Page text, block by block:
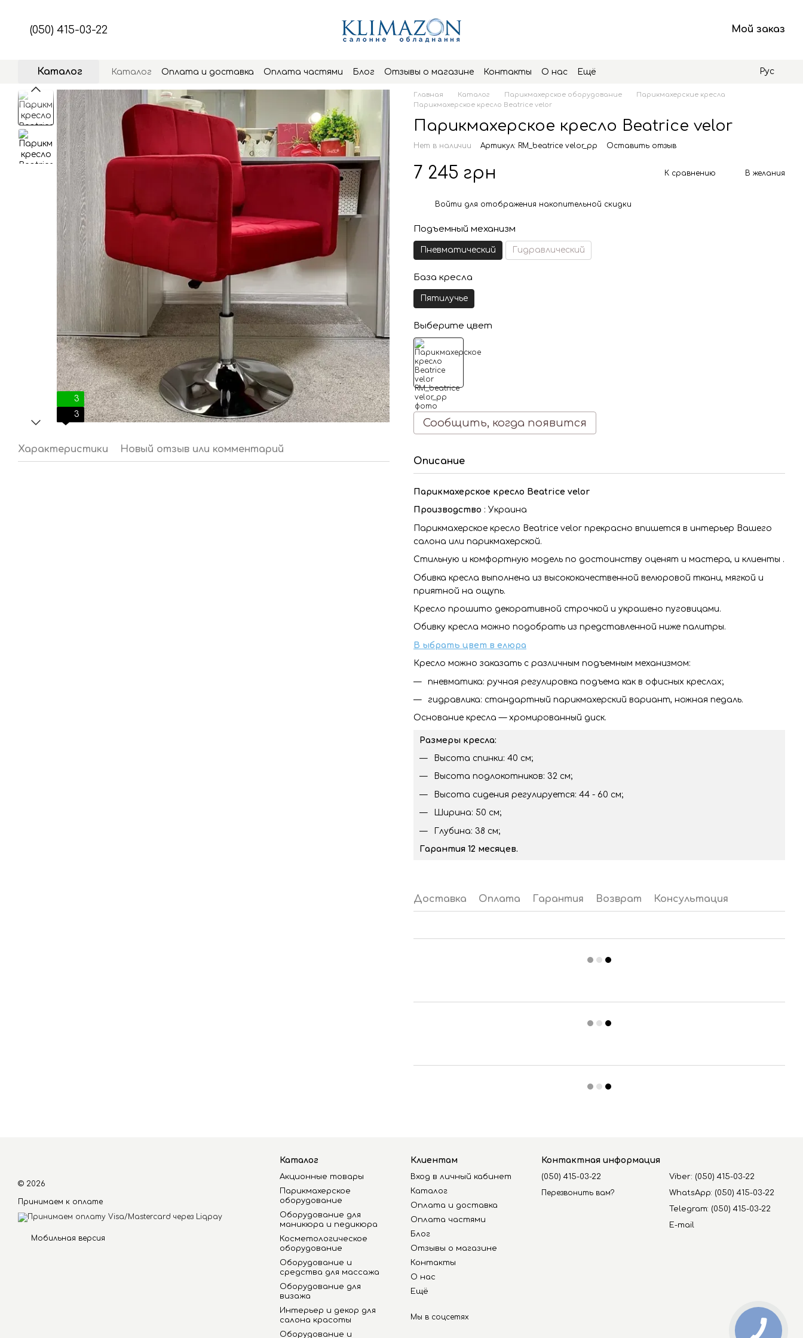
(050) 415-03-22 Мой заказ
Каталог Каталог Оплата и доставка Оплата частями Блог Отзывы о магазине Контакты О нас Ещё Рус
3
3
Характеристики Новый отзыв или комментарий
Главная Каталог Парикмахерское оборудование
Парикмахерские кресла
Парикмахерское кресло Beatrice velor
Парикмахерское кресло Beatrice velor
Нет в наличии Артикул: RM_beatrice velor_pp Оставить отзыв
7 245 грн К сравнению В желания
Войти для отображения накопительной скидки
Подъемный механизм
Пневматический Гидравлический
База кресла
Пятилучье
Выберите цвет
Сообщить, когда появится
Описание
Парикмахерское кресло Beatrice velor
Производство : Украина
Парикмахерское кресло Beatrice velor прекрасно впишется в интерьер Вашего
салона или парикмахерской.
Стильную и комфортную модель по достоинству оценят и мастера, и клиенты .
Обивка кресла выполнена из высококачественной велюровой ткани, мягкой и
приятной на ощупь.
Кресло прошито декоративной строчкой и украшено пуговицами.
Обивку кресла можно подобрать из представленной ниже палитры.
В ыбрать цвет в елюра
Кресло можно заказать с различным подъемным механизмом:
пневматика: ручная регулировка подъема как в офисных креслах;
гидравлика: стандартный парикмахерский вариант, ножная педаль.
Основание кресла — хромированный диск.
Размеры кресла:
Высота спинки: 40 см;
Высота подлокотников: 32 см;
Высота сидения регулируется: 44 - 60 см;
Ширина: 50 см;
Глубина: 38 см;
Гарантия 12 месяцев.
Доставка Оплата Гарантия Возврат Консультация
© 2026
Принимаем к оплате
Мобильная версия
Каталог
Акционные товары
Парикмахерское
оборудование
Оборудование для
маникюра и педикюра
Косметологическое
оборудование
Оборудование и
средства для массажа
Оборудование для
визажа
Интерьер и декор для
салона красоты
Оборудование и
Клиентам
Вход в личный кабинет
Каталог
Оплата и доставка
Оплата частями
Блог
Отзывы о магазине
Контакты
О нас
Ещё
Мы в соцсетях
Контактная информация
(050) 415-03-22
Перезвонить вам?
Viber: (050) 415-03-22
WhatsApp: (050) 415-03-22
Telegram: (050) 415-03-22
E-mail